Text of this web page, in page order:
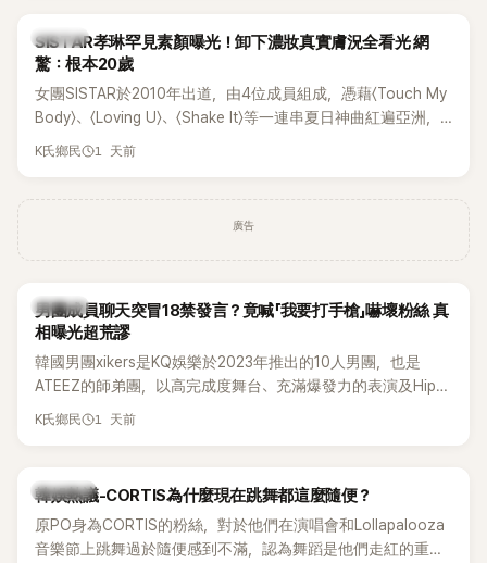
K-POP
SISTAR孝琳罕見素顏曝光！卸下濃妝真實膚況全看光 網
驚：根本20歲
女團SISTAR於2010年出道，由4位成員組成，憑藉〈Touch My
Body〉、〈Loving U〉、〈Shake It〉等一連串夏日神曲紅遍亞洲，
獲封「夏日女王」。不過，團體在出道滿7年後宣布解散，成員各
K氏鄉民 1 天前
廣告
K-POP
男團成員聊天突冒18禁發言？竟喊「我要打手槍」嚇壞粉絲 真
相曝光超荒謬
韓國男團xikers是KQ娛樂於2023年推出的10人男團，也是
ATEEZ的師弟團，以高完成度舞台、充滿爆發力的表演及Hip-
Hop風格聞名，出道後迅速累積大批海內外粉絲，近年也陸續
K氏鄉民 1 天前
熱議討論
韓娛熱議-CORTIS為什麼現在跳舞都這麼隨便？
原PO身為CORTIS的粉絲，對於他們在演唱會和Lollapalooza
音樂節上跳舞過於隨便感到不滿，認為舞蹈是他們走紅的重要